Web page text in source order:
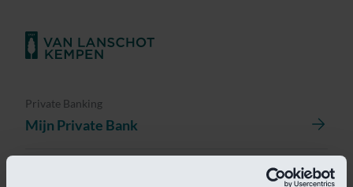
Private Banking
Mijn Private Bank